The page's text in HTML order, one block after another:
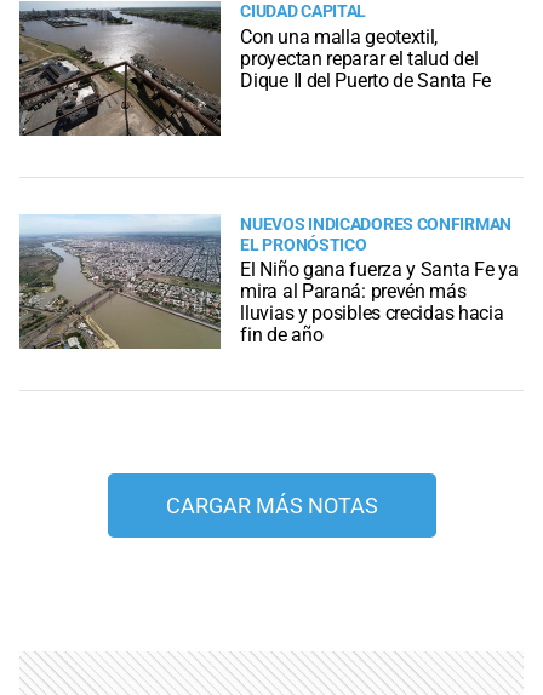
CIUDAD CAPITAL
Con una malla geotextil,
proyectan reparar el talud del
Dique II del Puerto de Santa Fe
NUEVOS INDICADORES CONFIRMAN
EL PRONÓSTICO
El Niño gana fuerza y Santa Fe ya
mira al Paraná: prevén más
lluvias y posibles crecidas hacia
fin de año
CARGAR MÁS NOTAS